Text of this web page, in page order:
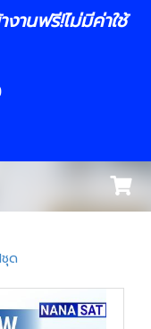
านฟรี!ไม่มีค่าใช้
ด